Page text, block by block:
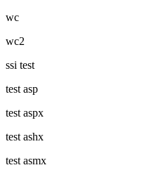
wc
wc2
ssi test
test asp
test aspx
test ashx
test asmx